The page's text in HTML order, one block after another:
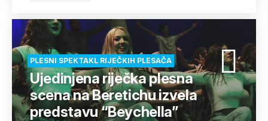
PLESNI SPEKTAKL RIJEČKIH PLESAČA
Ujedinjena riječka plesna
scena na Beretichu izvela
predstavu “Beychella”